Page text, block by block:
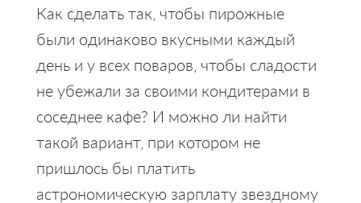
Как сделать так, чтобы пирожные
были одинаково вкусными каждый
день и у всех поваров, чтобы сладости
не убежали за своими кондитерами в
соседнее кафе? И можно ли найти
такой вариант, при котором не
пришлось бы платить
астрономическую зарплату звездному